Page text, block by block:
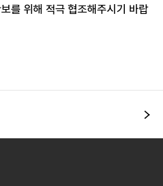
를 위해 적극 협조해주시기 바랍